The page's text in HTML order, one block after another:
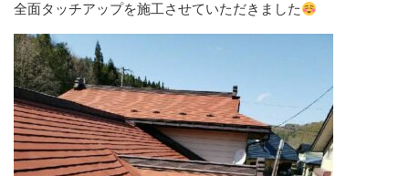
全面タッチアップを施工させていただきました